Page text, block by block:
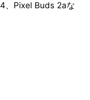
、Pixel Buds 2aな